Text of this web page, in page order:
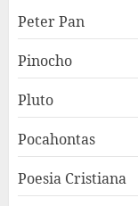
Peter Pan
Pinocho
Pluto
Pocahontas
Poesia Cristiana